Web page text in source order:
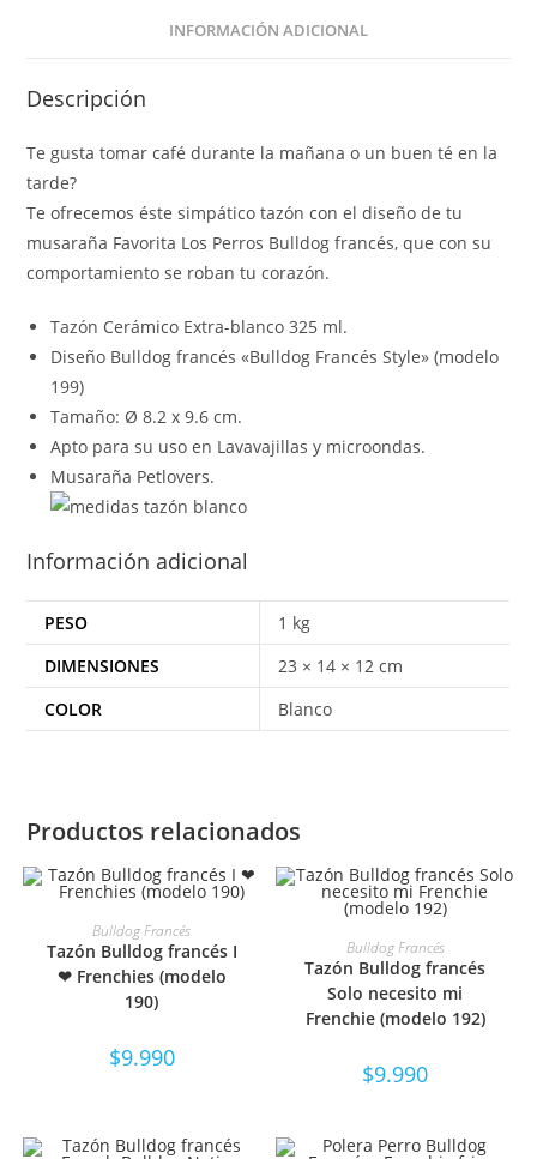
INFORMACIÓN ADICIONAL
Descripción
Te gusta tomar café durante la mañana o un buen té en la
tarde?
Te ofrecemos éste simpático tazón con el diseño de tu
musaraña Favorita Los Perros Bulldog francés, que con su
comportamiento se roban tu corazón.
Tazón Cerámico Extra-blanco 325 ml.
Diseño Bulldog francés «Bulldog Francés Style» (modelo
199)
Tamaño: Ø 8.2 x 9.6 cm.
Apto para su uso en Lavavajillas y microondas.
Musaraña Petlovers.
Información adicional
PESO
1 kg
DIMENSIONES
23 × 14 × 12 cm
COLOR
Blanco
Productos relacionados
SELECCIONAR OPCIONES
Bulldog Francés
Tazón Bulldog francés I
❤ Frenchies (modelo
190)
$9.990
SELECCIONAR OPCIONES
Bulldog Francés
Tazón Bulldog francés
Solo necesito mi
Frenchie (modelo 192)
$9.990